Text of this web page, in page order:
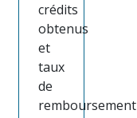
crédits
obtenus
et
taux
de
remboursement